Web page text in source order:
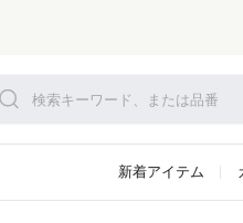
新着アイテム